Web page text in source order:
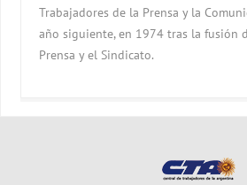
Trabajadores de la Prensa y la
año siguiente, en 1974 tras la fusión
Prensa y el Sindicato.